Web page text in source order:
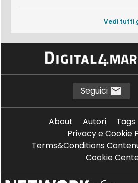
Vedi tutti
Seguici
About Autori Tags
Privacy e Cookie
Terms&Conditions
Cookie